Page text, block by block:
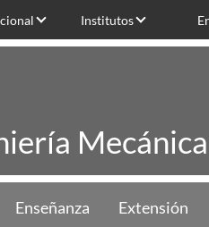
Institutos
Enseñanza Extensión